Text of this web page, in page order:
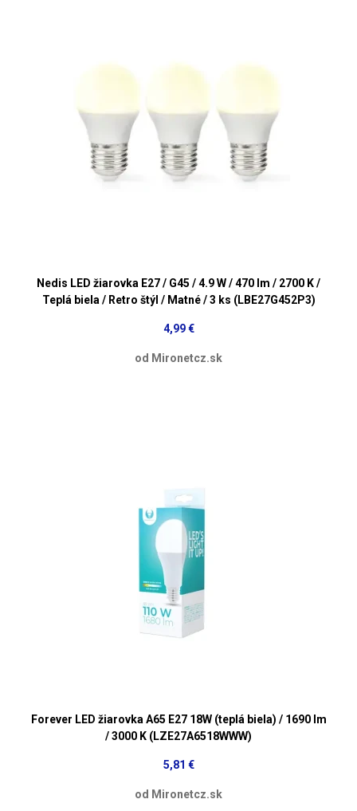
Nedis LED žiarovka E27 / G45 / 4.9 W / 470 lm / 2700 K /
Teplá biela / Retro štýl / Matné / 3 ks (LBE27G452P3)
4,99 €
od Mironetcz.sk
Forever LED žiarovka A65 E27 18W (teplá biela) / 1690 lm
/ 3000 K (LZE27A6518WWW)
5,81 €
od Mironetcz.sk